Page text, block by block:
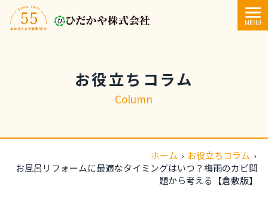
内容をスキップ
MENU
お役立ちコラム
Column
ホーム › お役立ちコラム ›
お風呂リフォームに最適なタイミングはいつ？梅雨のカビ問
題から考える【倉敷版】